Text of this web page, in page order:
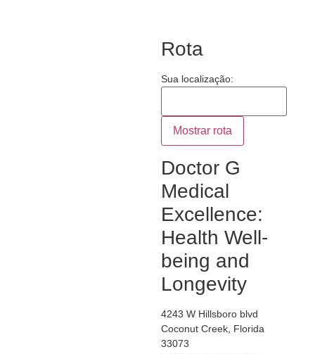
Rota
Sua localização:
Doctor G
Medical
Excellence:
Health Well-
being and
Longevity
4243 W Hillsboro blvd
Coconut Creek, Florida
33073